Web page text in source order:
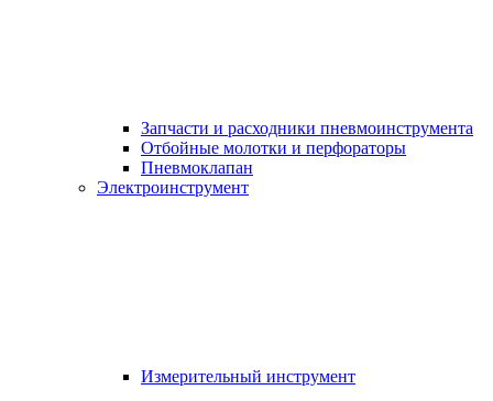
Запчасти и расходники пневмоинструмента
Отбойные молотки и перфораторы
Пневмоклапан
Электроинструмент
Измерительный инструмент